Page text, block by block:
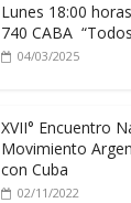
Lunes 18:00
740 CABA
04/03/2025
XVII° Encuentro
Movimiento
con Cuba
02/11/2022